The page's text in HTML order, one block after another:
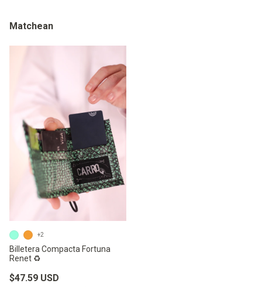
Matchean
Billetera Compacta Fortuna
Renet ♻️
$47.59 USD
+2